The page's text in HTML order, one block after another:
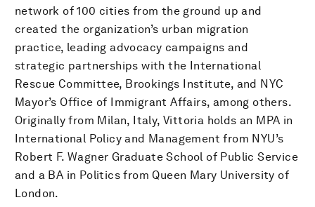
network of 100 cities from the ground up and
created the organization’s urban migration
practice, leading advocacy campaigns and
strategic partnerships with the International
Rescue Committee, Brookings Institute, and NYC
Mayor’s Office of Immigrant Affairs, among others.
Originally from Milan, Italy, Vittoria holds an MPA in
International Policy and Management from NYU’s
Robert F. Wagner Graduate School of Public Service
and a BA in Politics from Queen Mary University of
London.